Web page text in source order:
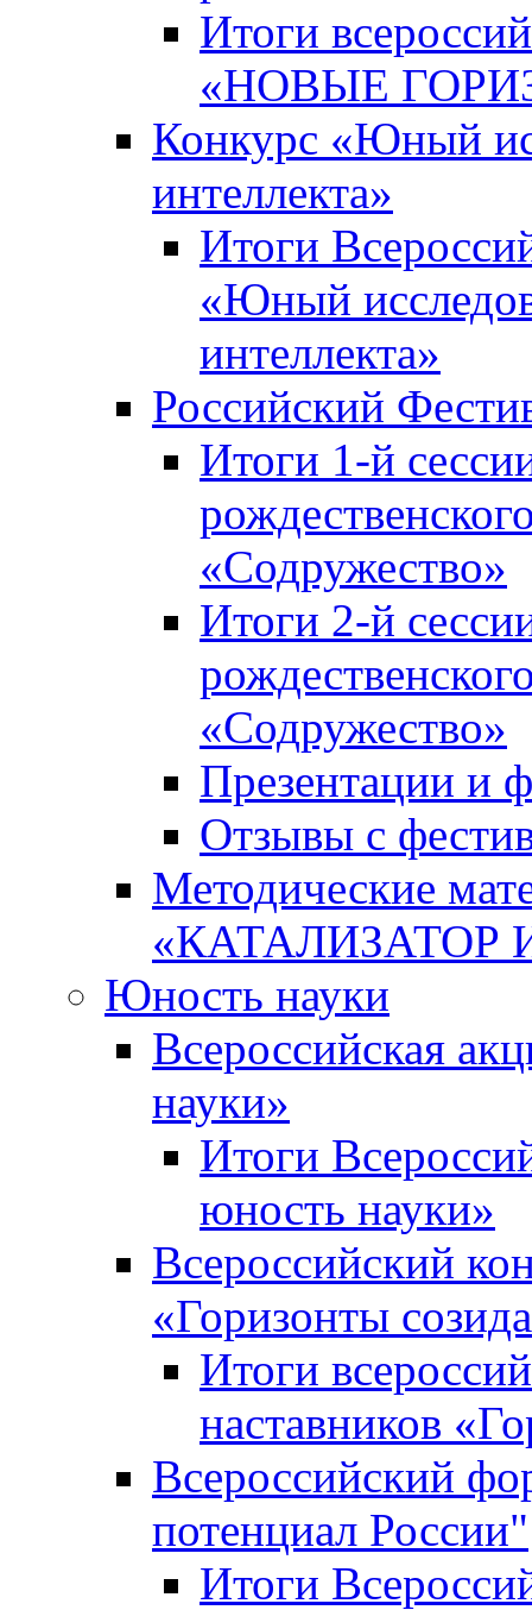
Итоги
«НОВЫЕ
Конкурс «Юный
интеллекта»
Итоги
«Юный
интеллекта»
Российский
Итоги 1-й
«Содружество»
Итоги 2-й
«Содружество»
Презентации и
Отзывы с
Методические
«КАТАЛИЗАТОР
Юность науки
Всероссийская
науки»
Итоги
юность науки»
Всероссийский
«Горизонты
Итоги
наставников
Всероссийский
потенциал России"
Итоги